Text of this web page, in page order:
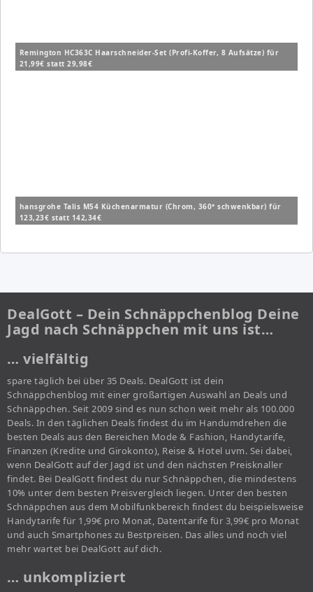
Remington HC363C Haarschneider-Set (Profi-Koffer, 8 Aufsätze) für
21,99€ statt 29,98€
hansgrohe Talis M54 Küchenarmatur (Chrom, 360° schwenkbar) für
123,23€ statt 142,34€
DealGott – Dein Schnäppchenblog Deine
Jagd nach Schnäppchen mit uns ist…
… vielfältig
spare täglich bei über 35 Deals. DealGott ist dein
Schnäppchenblog mit einer großartigen Auswahl an Deals und
Schnäppchen. Seit 2009 sind es nun schon weit mehr als 100.000
Deals. In den täglichen Deals findest du im Handumdrehen die
besten Deals aus den Bereichen Mode & Fashion, Handytarife,
Finanzen (Kredite und Girokonto), Reise & Hotel uvm. Sei dabei,
wenn DealGott auf der Jagd ist und den nächsten Preisknaller
findet. Bei DealGott findest du nur Schnäppchen, die mindestens
10% unter dem besten Preisvergleich liegen. Unter den besten
Schnäppchen aus dem Mobilfunkbereich findest du beispielsweise
Handytarife für 1,99€ pro Monat, Datentarife für 3,99€ pro Monat
und auch Smartphones zu Bestpreisen. Das alles und noch viel
mehr wartet bei DealGott auf dich.
… unkompliziert